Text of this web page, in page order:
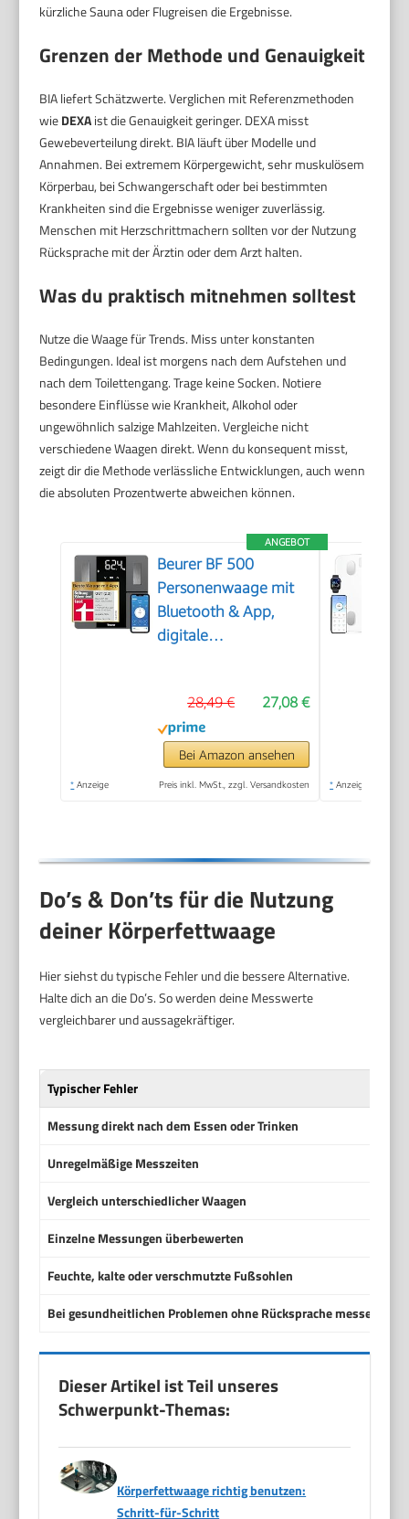
kürzliche Sauna oder Flugreisen die Ergebnisse.
Grenzen der Methode und Genauigkeit
BIA liefert Schätzwerte. Verglichen mit Referenzmethoden
wieDEXAist die Genauigkeit geringer. DEXA misst
Gewebeverteilung direkt. BIA läuft über Modelle und
Annahmen. Bei extremem Körpergewicht, sehr muskulösem
Körperbau, bei Schwangerschaft oder bei bestimmten
Krankheiten sind die Ergebnisse weniger zuverlässig.
Menschen mit Herzschrittmachern sollten vor der Nutzung
Rücksprache mit der Ärztin oder dem Arzt halten.
Was du praktisch mitnehmen solltest
Nutze die Waage für Trends. Miss unter konstanten
Bedingungen. Ideal ist morgens nach dem Aufstehen und
nach dem Toilettengang. Trage keine Socken. Notiere
besondere Einflüsse wie Krankheit, Alkohol oder
ungewöhnlich salzige Mahlzeiten. Vergleiche nicht
verschiedene Waagen direkt. Wenn du konsequent misst,
zeigt dir die Methode verlässliche Entwicklungen, auch wenn
die absoluten Prozentwerte abweichen können.
ANGEBOT
Beurer BF 500
Personenwaage mit
Bluetooth & App,
digitale
Körperfett,
Muskelanteil,
Kalorienbedarf etc.,
XL-Display,
27,08 €
28,49 €
Bei Amazon ansehen
* Anzeige Preis inkl. MwSt., zzgl. Versandkosten * Anzeige
Do’s & Don’ts für die Nutzung
deiner Körperfettwaage
Hier siehst du typische Fehler und die bessere Alternative.
Halte dich an die Do’s. So werden deine Messwerte
vergleichbarer und aussagekräftiger.
Typischer Fehler
Messung direkt nach dem Essen oder Trinken
Unregelmäßige Messzeiten
Vergleich unterschiedlicher Waagen
Einzelne Messungen überbewerten
Feuchte, kalte oder verschmutzte Fußsohlen
Bei gesundheitlichen Problemen ohne Rücksprache messen
Dieser Artikel ist Teil unseres
Schwerpunkt-Themas:
Körperfettwaage richtig benutzen:
Schritt-für-Schritt